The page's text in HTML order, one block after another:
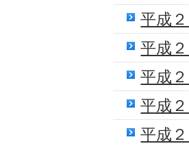
平成
平成
平成
平成
平成